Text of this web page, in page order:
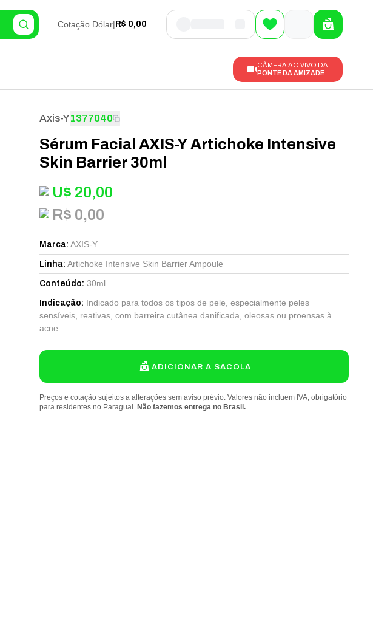
Cotação Dólar| R$ 0,00
CÂMERA AO VIVO DA
PONTE DA AMIZADE
Axis-Y1377040
Sérum Facial AXIS-Y Artichoke Intensive
Skin Barrier 30ml
U$ 20,00
R$ 0,00
Marca: AXIS-Y
Linha: Artichoke Intensive Skin Barrier Ampoule
Conteúdo: 30ml
Indicação: Indicado para todos os tipos de pele, especialmente peles
sensíveis, reativas, com barreira cutânea danificada, oleosas ou proensas à
acne.
ADICIONAR A SACOLA
Preços e cotação sujeitos a alterações sem aviso prévio. Valores não incluem IVA, obrigatório
para residentes no Paraguai. Não fazemos entrega no Brasil.